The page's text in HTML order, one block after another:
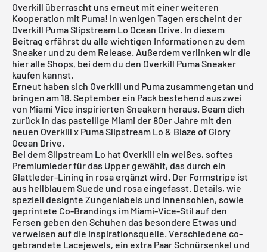
Overkill überrascht uns erneut mit einer weiteren
Kooperation mit Puma! In wenigen Tagen erscheint der
Overkill Puma Slipstream Lo Ocean Drive. In diesem
Beitrag erfährst du alle wichtigen Informationen zu dem
Sneaker und zu dem Release. Außerdem verlinken wir die
hier alle Shops, bei dem du den Overkill Puma Sneaker
kaufen kannst.
Erneut haben sich Overkill und Puma zusammengetan und
bringen am 18. September ein Pack bestehend aus zwei
von Miami Vice inspirierten Sneakern heraus. Beam dich
zurück in das pastellige Miami der 80er Jahre mit den
neuen Overkill x Puma Slipstream Lo & Blaze of Glory
Ocean Drive.
Bei dem Slipstream Lo hat Overkill ein weißes, softes
Premiumleder für das Upper gewählt, das durch ein
Glattleder-Lining in rosa ergänzt wird. Der Formstripe ist
aus hellblauem Suede und rosa eingefasst. Details, wie
speziell designte Zungenlabels und Innensohlen, sowie
geprintete Co-Brandings im Miami-Vice-Stil auf den
Fersen geben den Schuhen das besondere Etwas und
verweisen auf die Inspirationsquelle. Verschiedene co-
gebrandete Lacejewels, ein extra Paar Schnürsenkel und